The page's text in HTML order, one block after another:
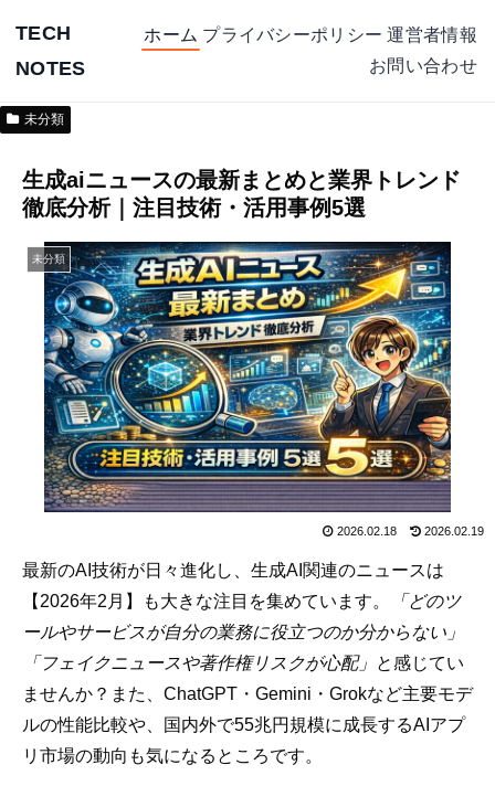
TECH
NOTES
ホーム プライバシーポリシー 運営者情報
お問い合わせ
未分類
生成aiニュースの最新まとめと業界トレンド
徹底分析｜注目技術・活用事例5選
未分類
2026.02.18 2026.02.19
最新のAI技術が日々進化し、生成AI関連のニュースは
【2026年2月】も大きな注目を集めています。
「どのツ
ールやサービスが自分の業務に役立つのか分からない」
「フェイクニュースや著作権リスクが心配」 と感じてい
ませんか？また、ChatGPT・Gemini・Grokなど主要モデ
ルの性能比較や、国内外で55兆円規模に成長するAIアプ
リ市場の動向も気になるところです。